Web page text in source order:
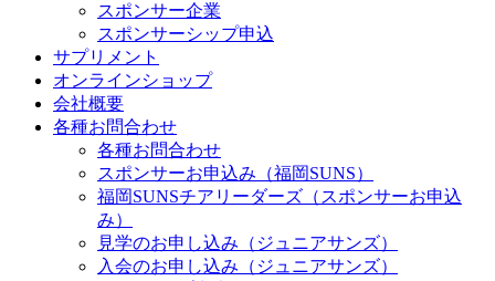
スポンサー企業
スポンサーシップ申込
サプリメント
オンラインショップ
会社概要
各種お問合わせ
各種お問合わせ
スポンサーお申込み（福岡SUNS）
福岡SUNSチアリーダーズ（スポンサーお申込
み）
見学のお申し込み（ジュニアサンズ）
入会のお申し込み（ジュニアサンズ）